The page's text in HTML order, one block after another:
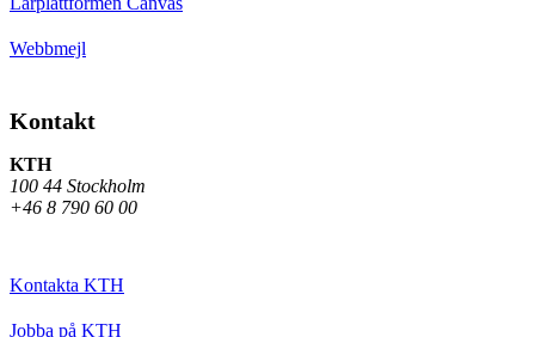
Webbmejl
Kontakt
KTH
100 44 Stockholm
+46 8 790 60 00
Kontakta KTH
Jobba på KTH